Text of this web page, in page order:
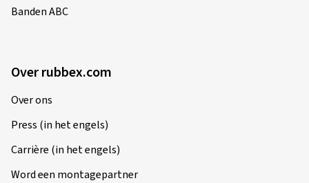
Banden ABC
Over rubbex.com
Over ons
Press (in het engels)
Carrière (in het engels)
Word een montagepartner